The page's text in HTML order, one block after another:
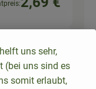
kg
uns sehr,
(bei uns sind es
somit erlaubt,